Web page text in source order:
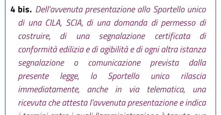
4 bis. Dell'avvenuta presentazione allo Sportello unico
di una CILA, SCIA, di una domanda di permesso di
costruire, di una segnalazione certificata di
conformità edilizia e di agibilità e di ogni altra istanza
segnalazione o comunicazione prevista dalla
presente legge, lo Sportello unico rilascia
immediatamente, anche in via telematica, una
ricevuta che attesta l'avvenuta presentazione e indica